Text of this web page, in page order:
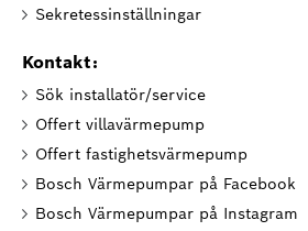
Sekretessinställningar
Kontakt:
Sök installatör/service
Offert villavärmepump
Offert fastighetsvärmepump
Bosch Värmepumpar på Facebook
Bosch Värmepumpar på Instagram